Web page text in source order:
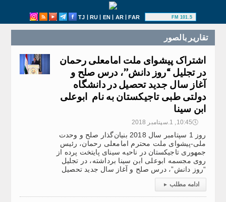
TJ | RU | EN | AR|FAR 101.5 FM
تقارير بالصور
اشتراک پیشوای ملت امامعلی رحمان
در تجلیل “روز دانش”، درس صلح و
آغاز سال جدید تحصیل در دانشگاه
دولتی طبی تاجیکستان به نام ابوعلی
ابن سینا
🕔10:45, 1.سپتامبر 2018
روز 1 سپتامبر سال 2018 بنیان‌گذار صلح و وحدت
ملی-پیشوای ملت محترم امامعلی رحمان، رئیس
جمهوری تاجیکستان در ناحیه سینای پایتخت پرده از
روی مجسمه ابوعلی ابن سینا برداشته، در تجلیل
“روز دانش”، درس صلح و آغاز سال جدید تحصیل
ادامه مطلب ▸